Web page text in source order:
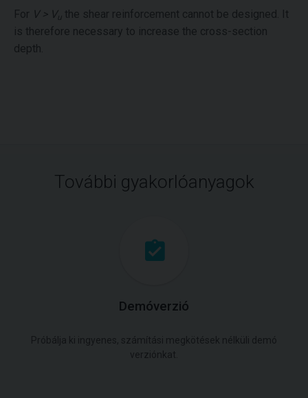
For V > Vu the shear reinforcement cannot be designed. It
is therefore necessary to increase the cross-section
depth.
További gyakorlóanyagok
Demóverzió
Próbálja ki ingyenes, számítási megkötések nélküli demó
verziónkat.